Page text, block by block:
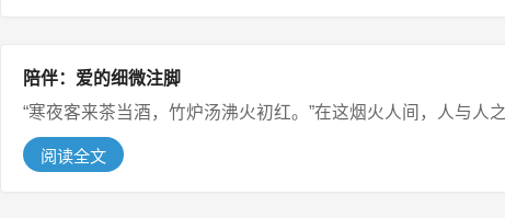
陪伴：爱的细微注脚
“寒夜客来茶当酒，竹炉汤沸火初红。”在这烟火人间，人与
阅读全文